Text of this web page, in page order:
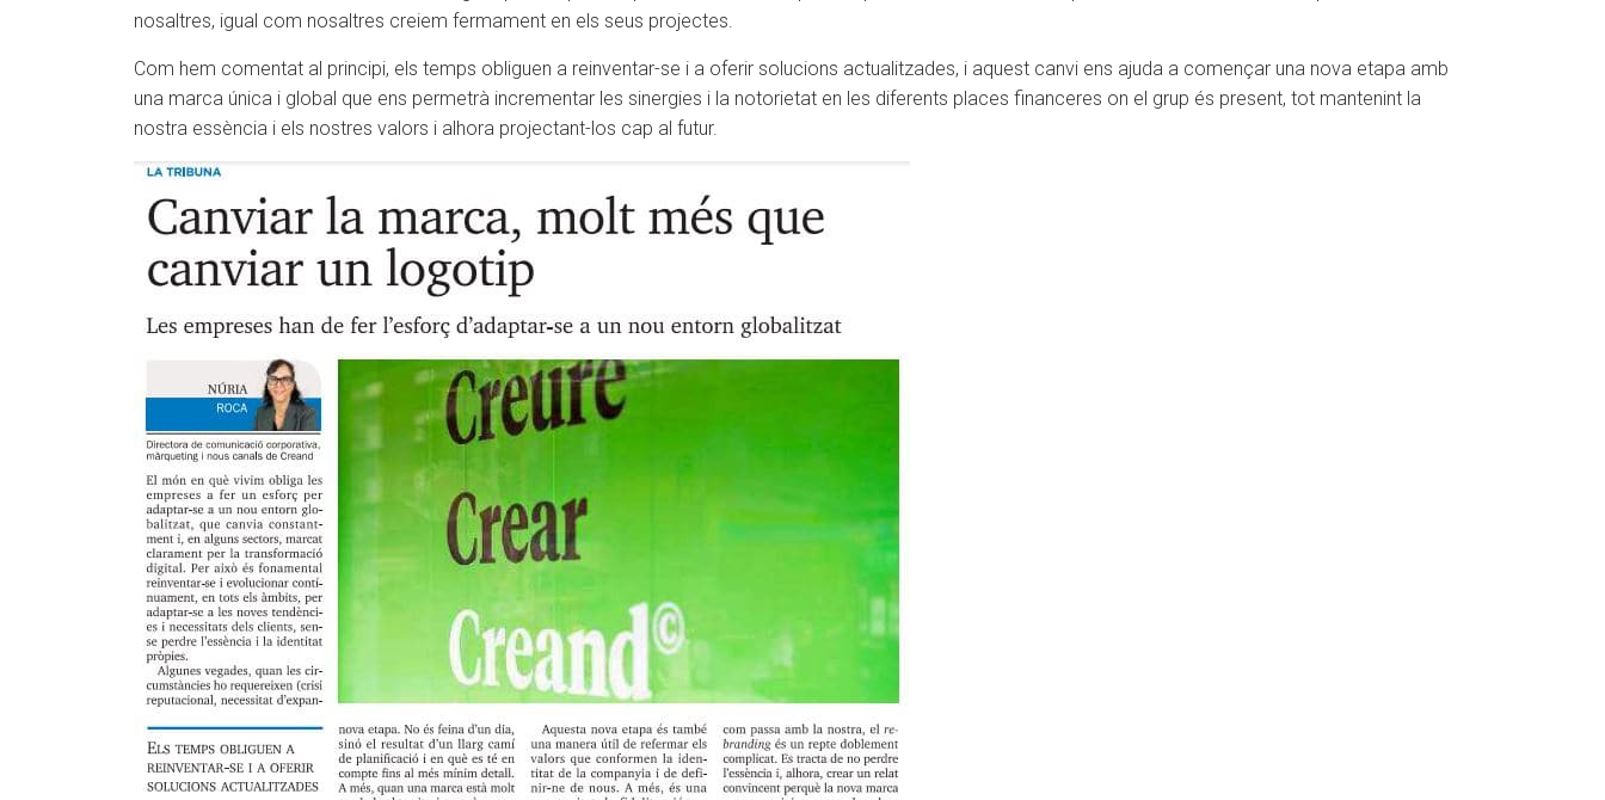
nosaltres, igual com nosaltres creiem fermament en els seus projectes.
Com hem comentat al principi, els temps obliguen a reinventar-se i a oferir solucions actualitzades, i aquest canvi ens ajuda a començar una nova etapa amb
una marca única i global que ens permetrà incrementar les sinergies i la notorietat en les diferents places financeres on el grup és present, tot mantenint la
nostra essència i els nostres valors i alhora projectant-los cap al futur.